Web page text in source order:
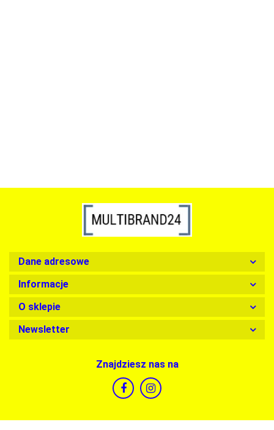
Dane adresowe
Informacje
O sklepie
Newsletter
Znajdziesz nas na